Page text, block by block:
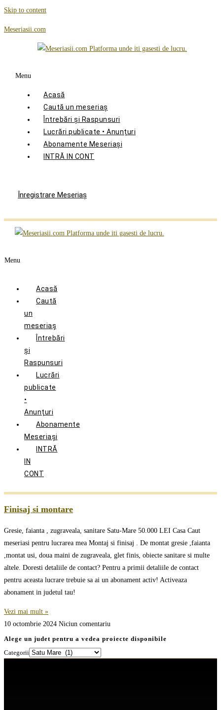
Skip to content
Meseriasii.com
Menu
Acasă
Caută un meseriaș
Întrebări și Raspunsuri
Lucrări publicate • Anunțuri
Abonamente Meseriași
INTRĂ IN CONT
Înregistrare Meseriaş
Menu
Acasă
Caută
un
meseriaș
Întrebări
și
Raspunsuri
Lucrări
publicate
•
Anunțuri
Abonamente
Meseriași
INTRĂ
IN
CONT
Finisaj si montare
Gresie, faianta , zugraveala, sanitare Satu-Mare 50.000 LEI Casa Caut
meseriasi pentru lucrarea mea Montaj si finisaj . De montat gresie ,faianta
,montat usi, doua maini de zugraveala, glet finis, obiecte sanitare si multe
altele. Doresti detaliile de contact? Pentru a primii detaliile de contact
pentru aceasta lucrare trebuie sa ai un abonament activ! Activeaza
abonament in judetul tau!
Vezi mai mult »
10 octombrie 2024 Niciun comentariu
Alege un judet pentru a vedea proiecte disponibile
Categorii